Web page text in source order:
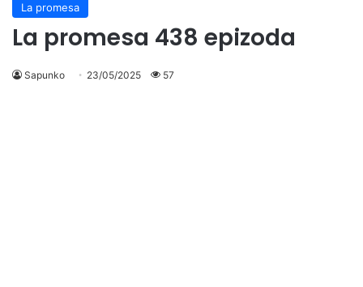
La promesa
La promesa 438 epizoda
Sapunko 23/05/2025 57